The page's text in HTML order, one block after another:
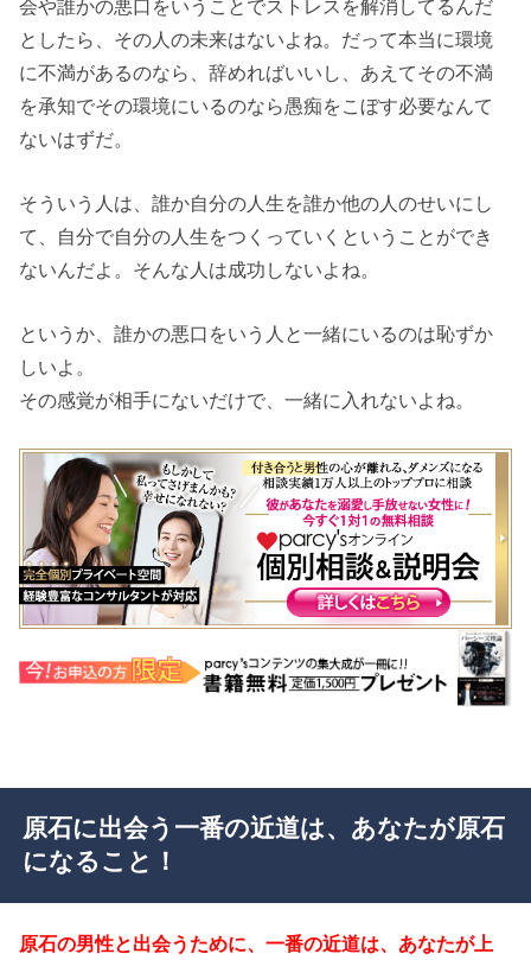
会や誰かの悪口をいうことでストレスを解消してるんだ
としたら、その人の未来はないよね。だって本当に環境
に不満があるのなら、辞めればいいし、あえてその不満
を承知でその環境にいるのなら愚痴をこぼす必要なんて
ないはずだ。
そういう人は、誰か自分の人生を誰か他の人のせいにし
て、自分で自分の人生をつくっていくということができ
ないんだよ。そんな人は成功しないよね。
というか、誰かの悪口をいう人と一緒にいるのは恥ずか
しいよ。
その感覚が相手にないだけで、一緒に入れないよね。
原石に出会う一番の近道は、あなたが原石
になること！
原石の男性と出会うために、一番の近道は、あなたが上